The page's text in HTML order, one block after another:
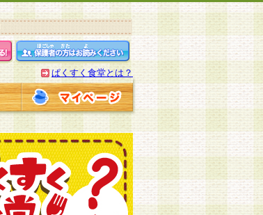
ぱくすく食堂とは？